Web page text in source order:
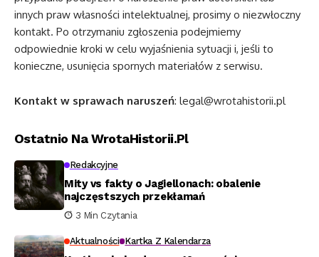
innych praw własności intelektualnej, prosimy o niezwłoczny
kontakt. Po otrzymaniu zgłoszenia podejmiemy
odpowiednie kroki w celu wyjaśnienia sytuacji i, jeśli to
konieczne, usunięcia spornych materiałów z serwisu.
Kontakt w sprawach naruszeń: legal@wrotahistorii.pl
Ostatnio Na WrotaHistorii.pl
Redakcyjne
Mity vs fakty o Jagiellonach: obalenie
najczęstszych przekłamań
3 Min Czytania
Aktualności Kartka Z Kalendarza